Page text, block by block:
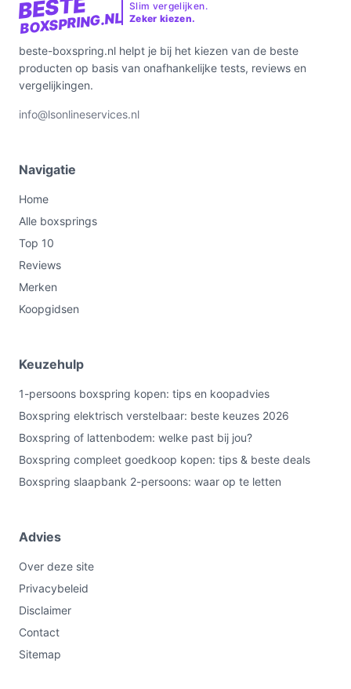
BESTE
BOXSPRING.NL
Slim vergelijken.
Zeker kiezen.
beste-boxspring.nl helpt je bij het kiezen van de beste
producten op basis van onafhankelijke tests, reviews en
vergelijkingen.
info@lsonlineservices.nl
Navigatie
Home
Alle boxsprings
Top 10
Reviews
Merken
Koopgidsen
Keuzehulp
1-persoons boxspring kopen: tips en koopadvies
Boxspring elektrisch verstelbaar: beste keuzes 2026
Boxspring of lattenbodem: welke past bij jou?
Boxspring compleet goedkoop kopen: tips & beste deals
Boxspring slaapbank 2-persoons: waar op te letten
Advies
Over deze site
Privacybeleid
Disclaimer
Contact
Sitemap